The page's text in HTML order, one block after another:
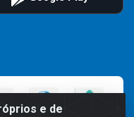
e de